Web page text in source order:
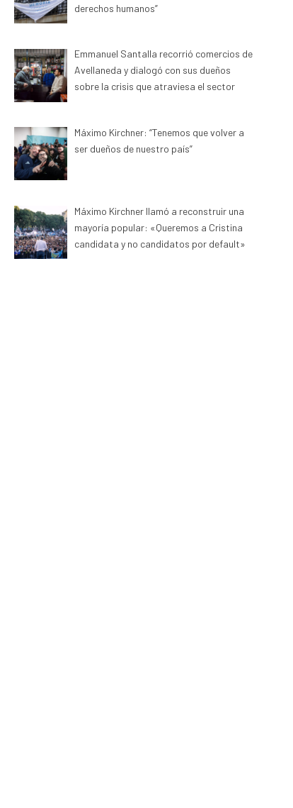
derechos humanos”
Emmanuel Santalla recorrió comercios de
Avellaneda y dialogó con sus dueños
sobre la crisis que atraviesa el sector
Máximo Kirchner: “Tenemos que volver a
ser dueños de nuestro país”
Máximo Kirchner llamó a reconstruir una
mayoría popular: «Queremos a Cristina
candidata y no candidatos por default»